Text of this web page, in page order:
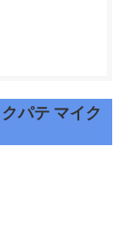
パテ マイク